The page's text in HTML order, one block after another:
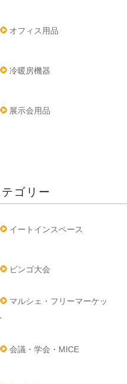
オフィス用品
冷暖房機器
展示会用品
ゴリー
イートインスペース
ビンゴ大会
マルシェ・フリーマーケッ
会議・学会・MICE